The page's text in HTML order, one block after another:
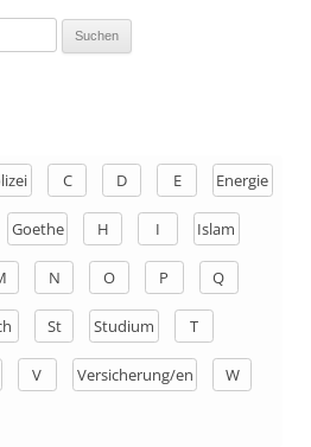
C D E Energie
Goethe H I Islam
N O P Q
St Studium T
V Versicherung/en W